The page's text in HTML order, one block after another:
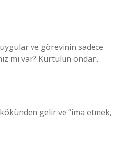
uygular ve görevinin sadece
mı var? Kurtulun ondan.